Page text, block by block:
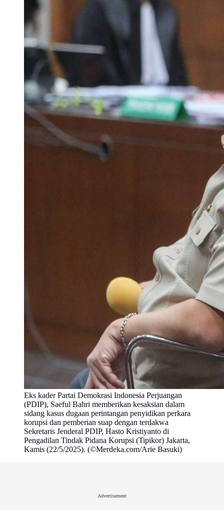
Eks kader Partai Demokrasi Indonesia Perjuangan
(PDIP), Saeful Bahri memberikan kesaksian dalam
sidang kasus dugaan perintangan penyidikan perkara
korupsi dan pemberian suap dengan terdakwa
Sekretaris Jenderal PDIP, Hasto Kristiyanto di
Pengadilan Tindak Pidana Korupsi (Tipikor) Jakarta,
Kamis (22/5/2025). (©Merdeka.com/Arie Basuki)
Advertisement